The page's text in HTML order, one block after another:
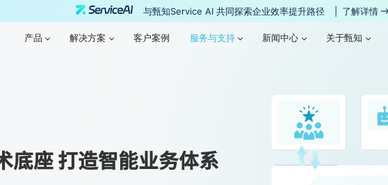
与甄知Service AI 共同探索企业效率提升路径 了解详情
产品 解决方案 客户案例
服务与支持
服务与支持
新闻中心 关于甄知
底座 打造智能业务体系